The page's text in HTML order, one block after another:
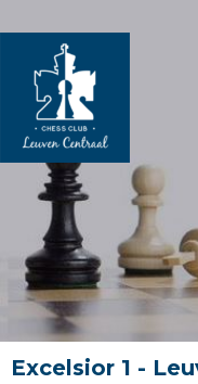
naar
inhoud
Excelsior 1 -